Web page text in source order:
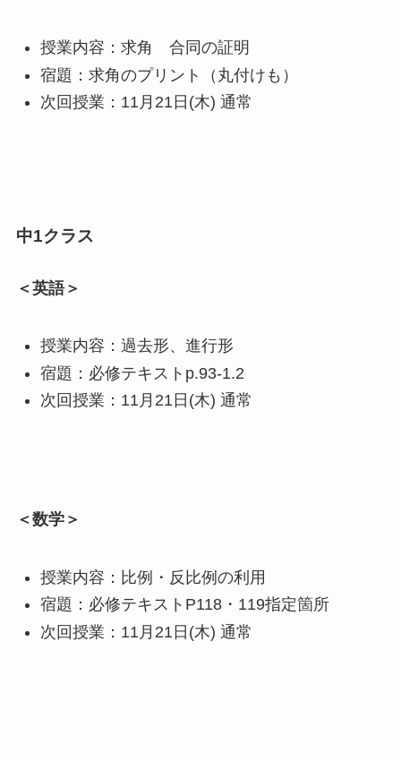
授業内容：求角 合同の証明
宿題：求角のプリント（丸付けも）
次回授業：11月21日(木) 通常
中1クラス
＜英語＞
授業内容：過去形、進行形
宿題：必修テキストp.93-1.2
次回授業：11月21日(木) 通常
＜数学＞
授業内容：比例・反比例の利用
宿題：必修テキストP118・119指定箇所
次回授業：11月21日(木) 通常